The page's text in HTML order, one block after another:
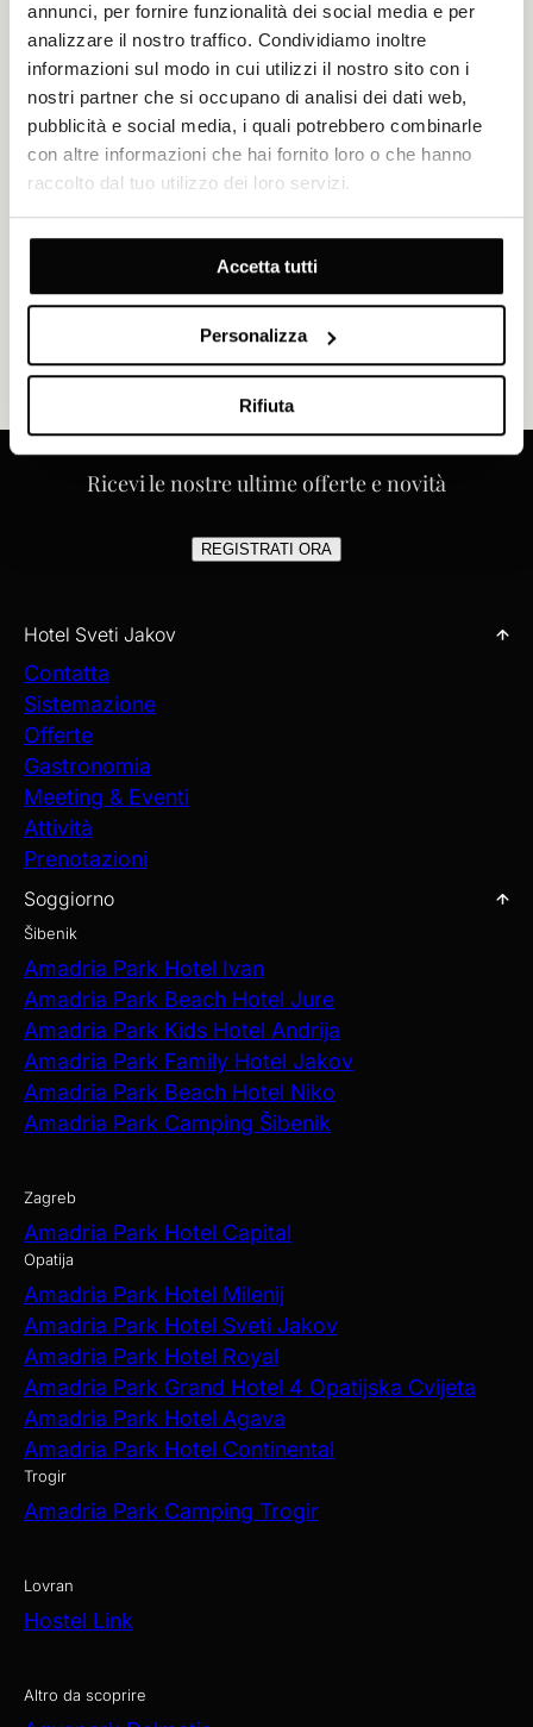
annunci, per fornire funzionalità dei social media e per
analizzare il nostro traffico. Condividiamo inoltre
informazioni sul modo in cui utilizzi il nostro sito con i
nostri partner che si occupano di analisi dei dati web,
pubblicità e social media, i quali potrebbero combinarle
con altre informazioni che hai fornito loro o che hanno
raccolto dal tuo utilizzo dei loro servizi.
Accetta tutti
Personalizza
Rifiuta
DOVE L'ELEGANZA INCONTRA
LA STORIA SULL'ADRIATICO
Ricevi le nostre ultime offerte e novità
REGISTRATI ORA
Hotel Sveti Jakov
Contatta
Sistemazione
Offerte
Gastronomia
Meeting & Eventi
Attività
Prenotazioni
Soggiorno
Šibenik
Amadria Park Hotel Ivan
Amadria Park Beach Hotel Jure
Amadria Park Kids Hotel Andrija
Amadria Park Family Hotel Jakov
Amadria Park Beach Hotel Niko
Amadria Park Camping Šibenik
Zagreb
Amadria Park Hotel Capital
Opatija
Amadria Park Hotel Milenij
Amadria Park Hotel Sveti Jakov
Amadria Park Hotel Royal
Amadria Park Grand Hotel 4 Opatijska Cvijeta
Amadria Park Hotel Agava
Amadria Park Hotel Continental
Trogir
Amadria Park Camping Trogir
Lovran
Hostel Link
Altro da scoprire